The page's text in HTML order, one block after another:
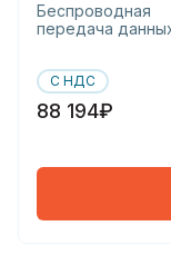
Беспроводная
передача
С НДС
88 194₽